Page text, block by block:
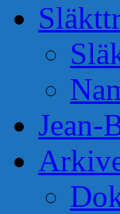
Jean-